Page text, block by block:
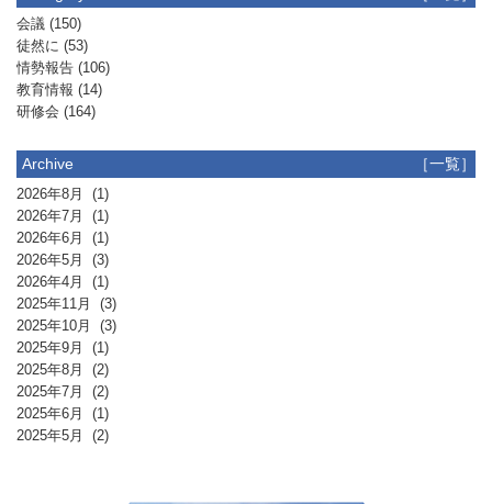
会議 (150)
徒然に (53)
情勢報告 (106)
教育情報 (14)
研修会 (164)
Archive ［一覧］
2026年8月
(1)
2026年7月
(1)
2026年6月
(1)
2026年5月
(3)
2026年4月
(1)
2025年11月
(3)
2025年10月
(3)
2025年9月
(1)
2025年8月
(2)
2025年7月
(2)
2025年6月
(1)
2025年5月
(2)